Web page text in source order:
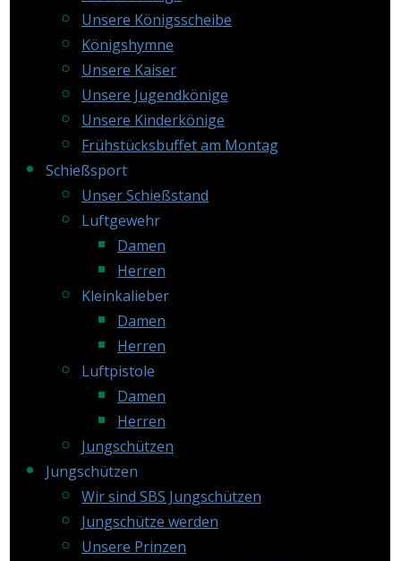
Unsere Königsscheibe
Königshymne
Unsere Kaiser
Unsere Jugendkönige
Unsere Kinderkönige
Frühstücksbuffet am Montag
Schießsport
Unser Schießstand
Luftgewehr
Damen
Herren
Kleinkalieber
Damen
Herren
Luftpistole
Damen
Herren
Jungschützen
Jungschützen
Wir sind SBS Jungschützen
Jungschütze werden
Unsere Prinzen